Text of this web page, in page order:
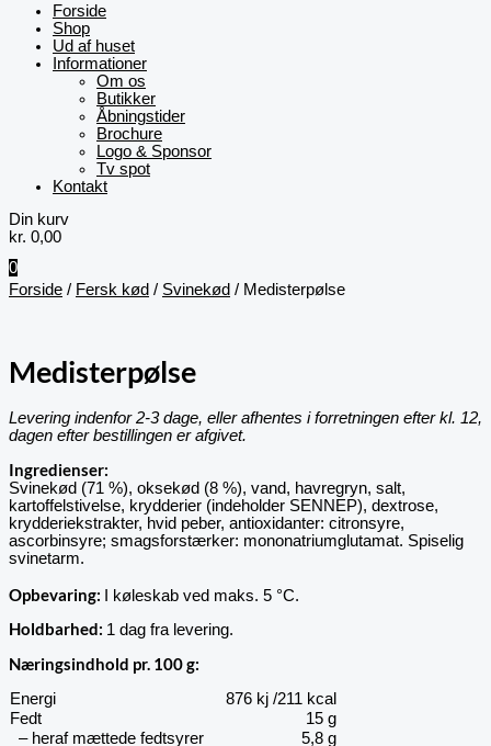
Forside
Shop
Ud af huset
Informationer
Om os
Butikker
Åbningstider
Brochure
Logo & Sponsor
Tv spot
Kontakt
Din kurv
kr. 0,00
0
Forside / Fersk kød / Svinekød / Medisterpølse
Medisterpølse
Levering indenfor 2-3 dage, eller afhentes i forretningen efter kl. 12,
dagen efter bestillingen er afgivet.
Ingredienser:
Svinekød (71 %), oksekød (8 %), vand, havregryn, salt,
kartoffelstivelse, krydderier (indeholder SENNEP), dextrose,
krydderiekstrakter, hvid peber, antioxidanter: citronsyre,
ascorbinsyre; smagsforstærker: mononatriumglutamat. Spiselig
svinetarm.
Opbevaring: I køleskab ved maks. 5 °C.
Holdbarhed: 1 dag fra levering.
Næringsindhold pr. 100 g:
Energi
876 kj /211 kcal
Fedt
15 g
– heraf mættede fedtsyrer
5,8 g